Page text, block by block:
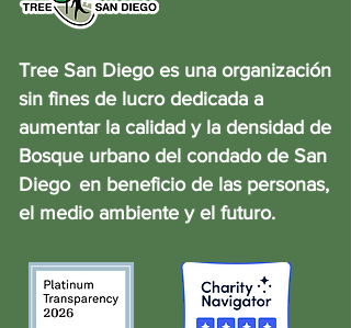
Tree San Diego es una organización
sin fines de lucro dedicada a
aumentar la calidad y la densidad de
Bosque urbano del condado de San
Diego en beneficio de las personas,
el medio ambiente y el futuro.